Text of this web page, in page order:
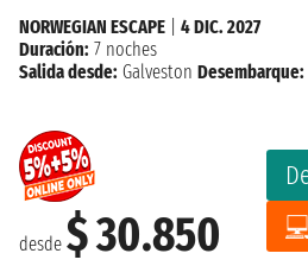
desde $ 30.850
NORWEGIAN ESCAPE
4 DIC. 2027
Duración: 7 noches
Salida desde: Galveston Desembarque: